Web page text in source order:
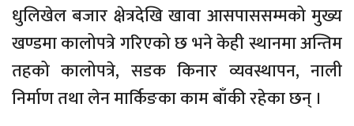
धुलिखेल बजार क्षेत्रदेखि खावा आसपाससम्मको मुख्य
खण्डमा कालोपत्रे गरिएको छ भने केही स्थानमा अन्तिम
तहको कालोपत्रे, सडक किनार व्यवस्थापन, नाली
निर्माण तथा लेन मार्किङका काम बाँकी रहेका छन् ।